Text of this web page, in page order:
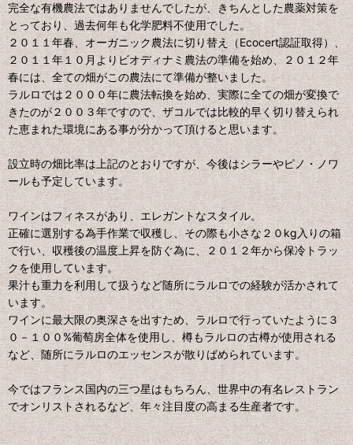
完全な有機農法ではありませんでしたが、きちんとした農薬対策を
とっており、過去何年も化学肥料不使用でした。
２０１１年春、オーガニック農法に切り替え（Ecocert認証取得）、
２０１１年１０月よりビオディナミ農法の準備を始め、２０１２年
春には、全ての畑がこの農法にて準備が整いました。
ラルロでは２０００年に農法転換を始め、実際に全ての畑が変換で
きたのが２００３年ですので、ザコルでは比較的早く切り替えられ
た恵まれた環境にある事が分かって頂けると思います。
設立時の畑比率は上記のとおりですが、今後はシラーやピノ・ノワ
ールも予定しています。
ワインはフィネスがあり、エレガントなスタイル。
正確に選別する為手作業で収穫し、その際も小さな２０kg入りの箱
で行い、収穫後の温度上昇を防ぐ為に、２０１２年から保冷トラッ
クを使用しています。
果汁も重力を利用して扱うなど随所にラルロでの経験が活かされて
います。
ワインに最大限の奥深さを出すため、ラルロで行っていたように３
０－１００%葡萄房全体を使用し、樽もラルロの古樽が使用される
など、随所にラルロのエッセンスが散りばめられています。
今ではフランス国内の三つ星はもちろん、世界中の有名レストラン
でオンリストされるなど、年々注目度の高まる生産者です。